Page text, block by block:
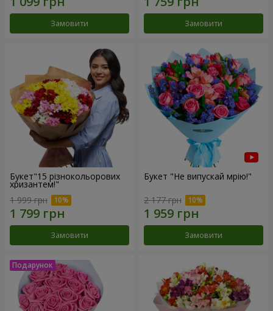
Замовити Замовити
Букет"15 різнокольорових
хризантем!"
1 999 грн
Замовити
Букет "Не випускай мрію!"
2 177 грн
Замовити